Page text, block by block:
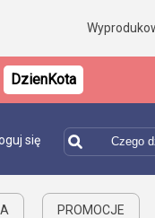
DzienKota
się
PROMOCJE